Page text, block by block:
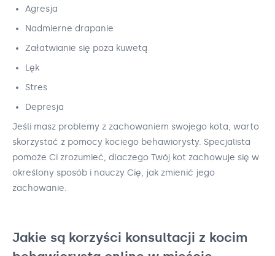
Agresja
Nadmierne drapanie
Załatwianie się poza kuwetą
Lęk
Stres
Depresja
Jeśli masz problemy z zachowaniem swojego kota, warto
skorzystać z pomocy kociego behawiorysty. Specjalista
pomoże Ci zrozumieć, dlaczego Twój kot zachowuje się w
określony sposób i nauczy Cię, jak zmienić jego
zachowanie.
Jakie są korzyści konsultacji z kocim